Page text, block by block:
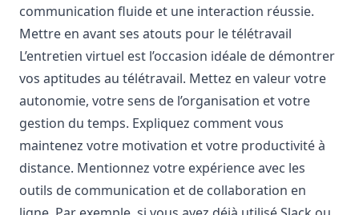
communication fluide et une interaction réussie.
Mettre en avant ses atouts pour le télétravail
L’entretien virtuel est l’occasion idéale de démontrer
vos aptitudes au télétravail. Mettez en valeur votre
autonomie, votre sens de l’organisation et votre
gestion du temps. Expliquez comment vous
maintenez votre motivation et votre productivité à
distance. Mentionnez votre expérience avec les
outils de communication et de collaboration en